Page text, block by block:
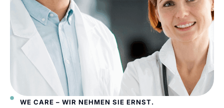
WE CARE – WIR NEHMEN SIE ERNST.